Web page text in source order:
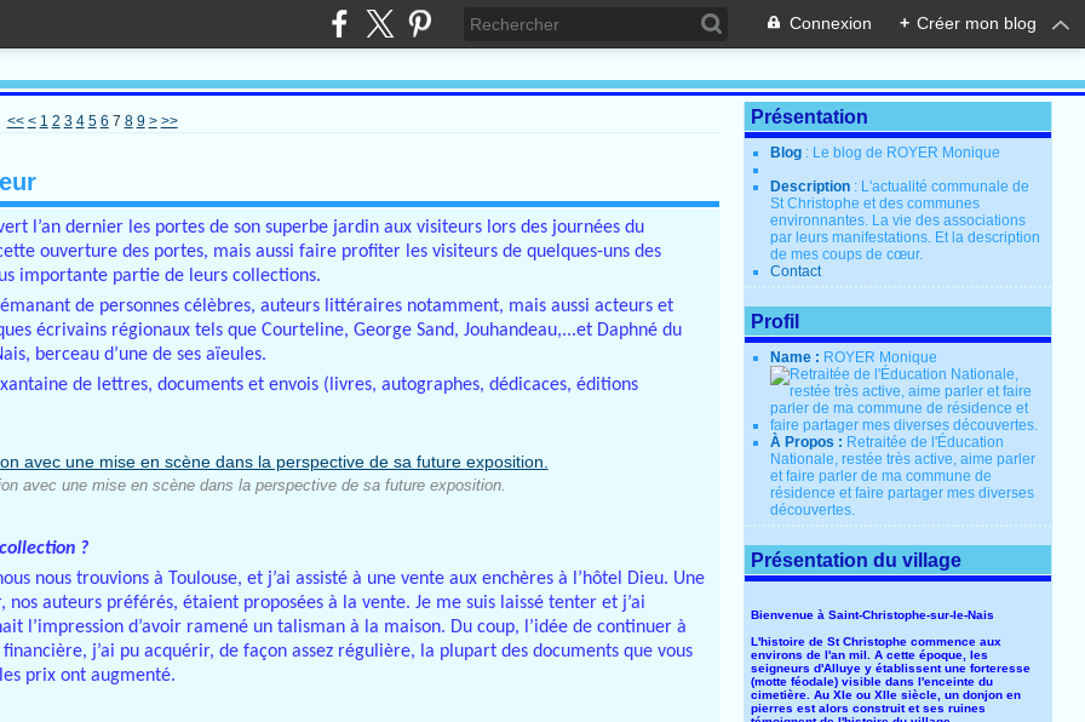
Connexion + Créer mon blog
<< < 1 2 3 4 5 6 7 8 9 > >>
l’an dernier les portes de son superbe jardin aux visiteurs lors des journées du
ouverture des portes, mais aussi faire profiter les visiteurs de quelques-uns des
importante partie de leurs collections.
de personnes célèbres, auteurs littéraires notamment, mais aussi acteurs et
écrivains régionaux tels que Courteline, George Sand, Jouhandeau,...et Daphné du
berceau d’une de ses aïeules.
de lettres, documents et envois (livres, autographes, dédicaces, éditions
avec une mise en scène dans la perspective de sa future exposition.
?
nous trouvions à Toulouse, et j’ai assisté à une vente aux enchères à l’hôtel Dieu. Une
auteurs préférés, étaient proposées à la vente. Je me suis laissé tenter et j’ai
l’impression d’avoir ramené un talisman à la maison. Du coup, l’idée de continuer à
j’ai pu acquérir, de façon assez régulière, la plupart des documents que vous
prix ont augmenté.
Présentation
Blog : Le blog de ROYER Monique
Description : L'actualité communale de
St Christophe et des communes
environnantes. La vie des associations
par leurs manifestations. Et la description
de mes coups de cœur.
Contact
Profil
Name : ROYER Monique
À Propos : Retraitée de l'Éducation
Nationale, restée très active, aime parler
et faire parler de ma commune de
résidence et faire partager mes diverses
découvertes.
Présentation du village
Bienvenue à Saint-Christophe-sur-le-Nais
L'histoire de St Christophe commence aux
environs de l'an mil. A cette époque, les
seigneurs d'Alluye y établissent une forteresse
(motte féodale) visible dans l'enceinte du
cimetière. Au XIe ou XIIe siècle, un donjon en
pierres est alors construit et ses ruines